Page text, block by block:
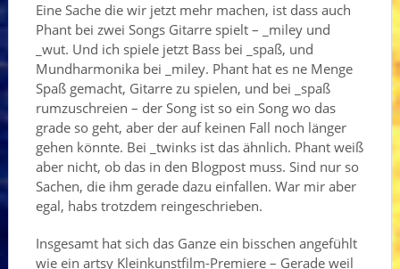
Eine Sache die wir jetzt mehr machen, ist dass auch
Phant bei zwei Songs Gitarre spielt – _miley und
_wut. Und ich spiele jetzt Bass bei _spaß, und
Mundharmonika bei _miley. Phant hat es ne Menge
Spaß gemacht, Gitarre zu spielen, und bei _spaß
rumzuschreien – der Song ist so ein Song wo das
grade so geht, aber der auf keinen Fall noch länger
gehen könnte. Bei _twinks ist das ähnlich. Phant weiß
aber nicht, ob das in den Blogpost muss. Sind nur so
Sachen, die ihm gerade dazu einfallen. War mir aber
egal, habs trotzdem reingeschrieben.
Insgesamt hat sich das Ganze ein bisschen angefühlt
wie ein artsy Kleinkunstfilm-Premiere – Gerade weil